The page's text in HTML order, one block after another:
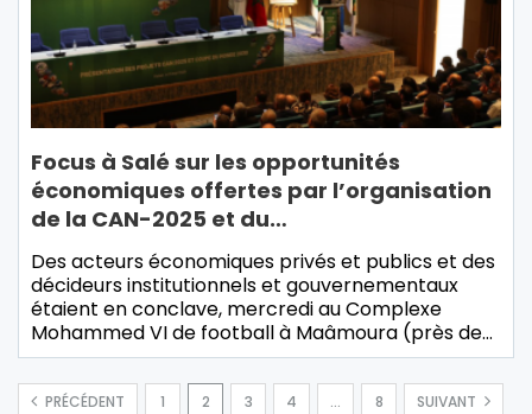
Focus à Salé sur les opportunités
économiques offertes par l’organisation
de la CAN-2025 et du…
Des acteurs économiques privés et publics et des
décideurs institutionnels et gouvernementaux
étaient en conclave, mercredi au Complexe
Mohammed VI de football à Maâmoura (près de…
PRÉCÉDENT 1 2 3 4 … 8 SUIVANT